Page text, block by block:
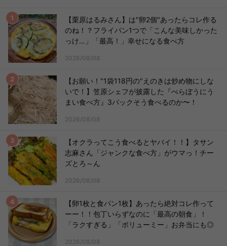
【栗原はるみさん】は"卵2個"あったらコレ作る
のね！？フライパン1つで「こんな美味しかった
っけ…」「最高！」幸せになる食べ方
2026/08/08
【お願い！"1袋118円の"えのきは炒め物にしな
いで！】笠原シェフが披露した『べらぼうにう
まい食べ方』3パックそう食べるのか〜！
2026/08/08
【オクラってこう食べるとヤバイ！！】タサン
志麻さん「ジャンクな食べ方」がウマっ！チー
ズとろ～ん
2026/08/08
【卵1枚と食パン1枚】あったら絶対コレ作って
ーー！！包丁いらずなのに「最高の朝食」！
「ラクすぎる」「ボリューミー」お弁当にも◎
2026/08/08